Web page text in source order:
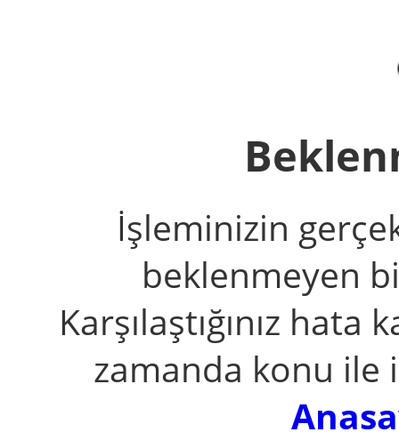
İşleminizin
beklenmeyen
Karşılaştığınız hata
zamanda konu ile